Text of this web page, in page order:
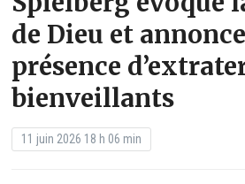
de Dieu et
présence
bienveillants
11 juin 2026 18 h 06 min